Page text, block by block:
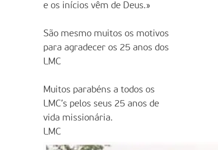
e os inícios vêm de Deus.»
São mesmo muitos os motivos
para agradecer os 25 anos dos
LMC
Muitos parabéns a todos os
LMC’s pelos seus 25 anos de
vida missionária.
LMC